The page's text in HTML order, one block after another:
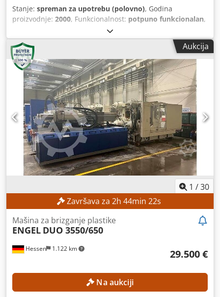
Stanje: spreman za upotrebu (polovno), Godina
proizvodnje: 2000, Funkcionalnost: potpuno funkcionalan,
, sila stezanja:
puža:70 mm, pritisak ubrizgavanja:1.481 bar, težina
injekcije:
, Bez minimalne
cene – garantovana prodaja po najvišoj ponudi! TEHNIČKE
KARAKTERISTIKE Snaga zatvaranja: 4.000 kN Dimenzije
montažne ploče: 1.300 × 1.080 mm Minimalna visina alata:
350 mm Maksimalna širina otvora: 1.300 mm Prečnik puža:
70 mm Zapremina ubrizgavanja: 1.155 cm³
Chodjzncmtopfx Abija Masa ubrizgavanja: 1.040 g Pritisak
ubrizgavanja: 1.481 bar DETALJI O MAŠINI Električno-
hidraulična oprema Nominalna snaga motora pumpe: 45
kW Dimenzije i težina Dimenzije (D × Š × V): približno 8.000
× 2.250 × 2.200 mm Težina: približno 5.600 kg
Aukcija
1 /30
Završava za 2h 44min 20s
Hessen 1.122 km
Mašina za brizganje plastike
ENGEL DUO 3550/650
29.500 €
Na aukciji